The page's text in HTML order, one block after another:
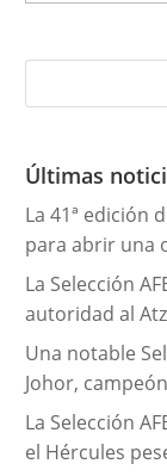
g
r
a
s
Últimas
La 41ª edición
para abrir una
La Selección
autoridad al
Una notable
Johor,
La Selección
el Hércules